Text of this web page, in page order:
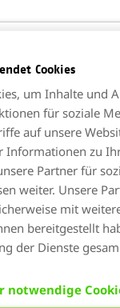
Cookies
um Inhalte und
für soziale
auf unsere
Informationen zu
Partner für
weiter. Unsere
mit
bereitgestellt
der Dienste
notwendige
bei
von
Zeit in Ihren